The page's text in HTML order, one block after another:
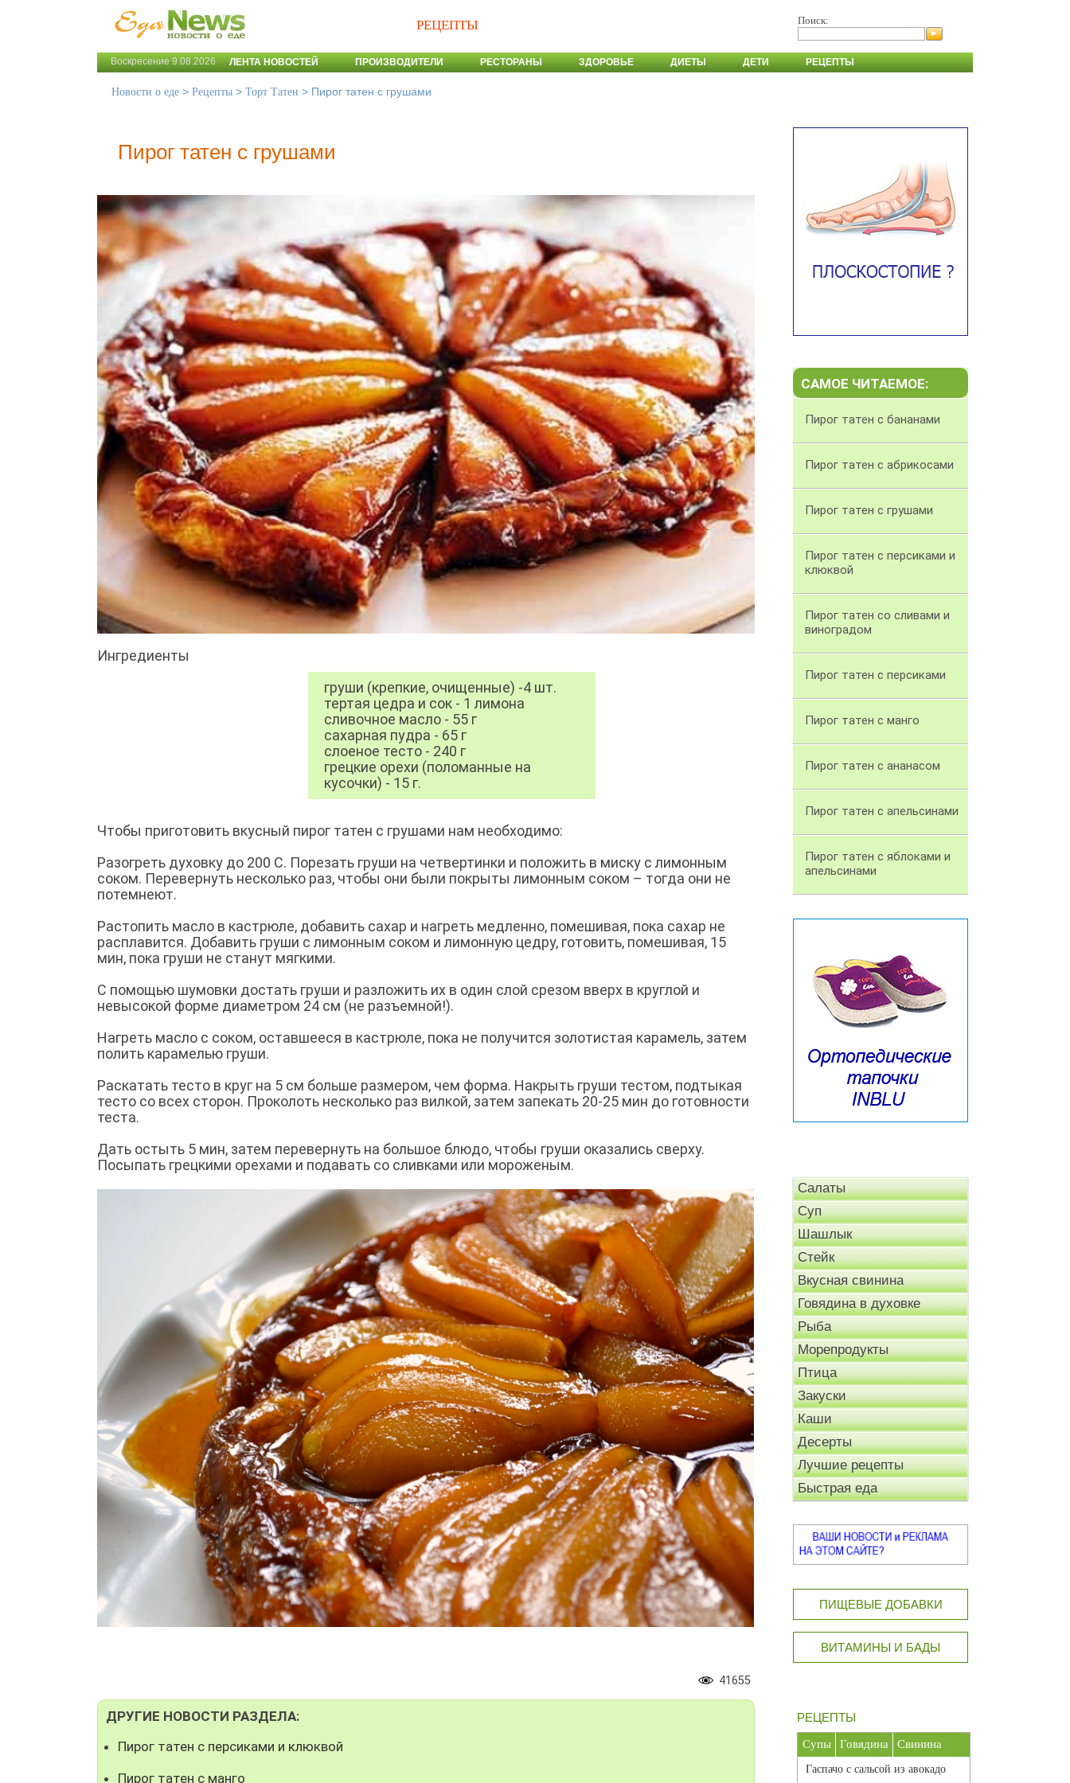
РЕЦЕПТЫ Поиск:
Воскресение 9.08.2026 ЛЕНТА НОВОСТЕЙ ПРОИЗВОДИТЕЛИ РЕСТОРАНЫ ЗДОРОВЬЕ ДИЕТЫ ДЕТИ РЕЦЕПТЫ
Новости о еде > Рецепты > Торт Татен > Пирог татен с грушами
Пирог татен с грушами
Ингредиенты
груши (крепкие, очищенные) -4 шт.
тертая цедра и сок - 1 лимона
сливочное масло - 55 г
сахарная пудра - 65 г
слоеное тесто - 240 г
грецкие орехи (поломанные на
кусочки) - 15 г.
Чтобы приготовить вкусный пирог татен с грушами нам необходимо:
Разогреть духовку до 200 С. Порезать груши на четвертинки и положить в миску с лимонным
соком. Перевернуть несколько раз, чтобы они были покрыты лимонным соком – тогда они не
потемнеют.
Растопить масло в кастрюле, добавить сахар и нагреть медленно, помешивая, пока сахар не
расплавится. Добавить груши с лимонным соком и лимонную цедру, готовить, помешивая, 15
мин, пока груши не станут мягкими.
С помощью шумовки достать груши и разложить их в один слой срезом вверх в круглой и
невысокой форме диаметром 24 см (не разъемной!).
Нагреть масло с соком, оставшееся в кастрюле, пока не получится золотистая карамель, затем
полить карамелью груши.
Раскатать тесто в круг на 5 см больше размером, чем форма. Накрыть груши тестом, подтыкая
тесто со всех сторон. Проколоть несколько раз вилкой, затем запекать 20-25 мин до готовности
теста.
Дать остыть 5 мин, затем перевернуть на большое блюдо, чтобы груши оказались сверху.
Посыпать грецкими орехами и подавать со сливками или мороженым.
41655
ДРУГИЕ НОВОСТИ РАЗДЕЛА:
Пирог татен с персиками и клюквой
Пирог татен с манго
САМОЕ ЧИТАЕМОЕ:
Пирог татен с бананами
Пирог татен с абрикосами
Пирог татен с грушами
Пирог татен с персиками и
клюквой
Пирог татен со сливами и
виноградом
Пирог татен с персиками
Пирог татен с манго
Пирог татен с ананасом
Пирог татен с апельсинами
Пирог татен с яблоками и
апельсинами
Салаты
Суп
Шашлык
Стейк
Вкусная свинина
Говядина в духовке
Рыба
Морепродукты
Птица
Закуски
Каши
Десерты
Лучшие рецепты
Быстрая еда
ПИЩЕВЫЕ ДОБАВКИ
ВИТАМИНЫ И БАДЫ
РЕЦЕПТЫ
Супы Говядина Свинина
Гаспачо с сальсой из авокадо